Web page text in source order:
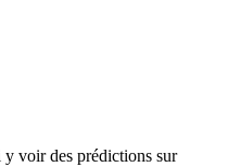
y voir des prédictions sur